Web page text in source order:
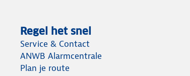
Regel het snel
Service & Contact
ANWB Alarmcentrale
Plan je route